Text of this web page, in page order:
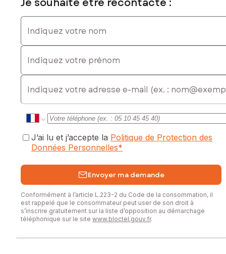
Je souhaite être recontacté :
Indiquez votre nom
Indiquez votre prénom
E-mail
J’ai lu et j’accepte la Politique de Protection des
Données Personnelles*
Envoyer ma demande
Conformément à l’article L.223-2 du Code de la consommation, il
est rappelé que le consommateur peut user de son droit à
s’inscrire gratuitement sur la liste d’opposition au démarchage
téléphonique sur le site www.bloctel.gouv.fr.